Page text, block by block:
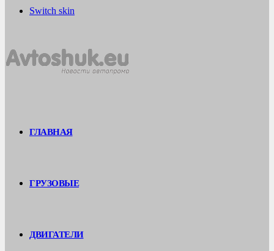
Switch skin
ГЛАВНАЯ
ГРУЗОВЫЕ
ДВИГАТЕЛИ